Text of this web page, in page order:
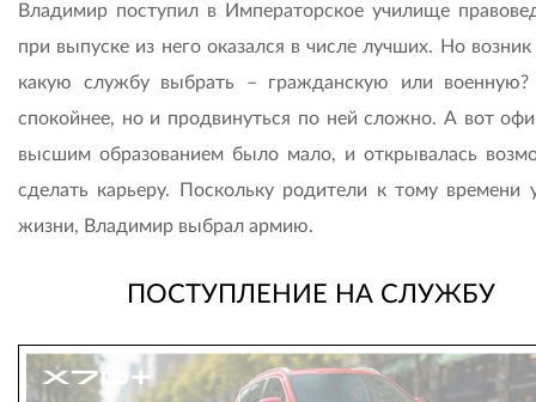
Владимир поступил в Императорское училище
при выпуске из него оказался в числе лучших. Но возник
какую службу выбрать – гражданскую или военную?
спокойнее, но и продвинуться по ней сложно. А вот
высшим образованием было мало, и открывалась
сделать карьеру. Поскольку родители к тому времени
жизни, Владимир выбрал армию.
ПОСТУПЛЕНИЕ НА СЛУЖБУ